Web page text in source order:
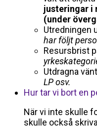
justeringar i
(under
Utredningen
har följt
Resursbrist
Utdragna
LP osv.
Hur tar vi bort en
När vi inte skulle
skulle också